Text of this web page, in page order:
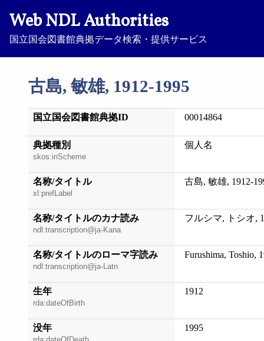
Web NDL Authorities
国立国会図書館典拠データ検索・提供サービス
古島, 敏雄, 1912-1995
国立国会図書館典拠ID 00014864
典拠種別
skos:inScheme
個人名
名称/タイトル
xl:prefLabel
古島, 敏雄, 1912-
名称/タイトルのカナ読み
ndl:transcription@ja-Kana
フルシマ, トシオ,
名称/タイトルのローマ字読み
ndl:transcription@ja-Latn
Furushima, Toshio,
生年
rda:dateOfBirth
1912
没年 1995